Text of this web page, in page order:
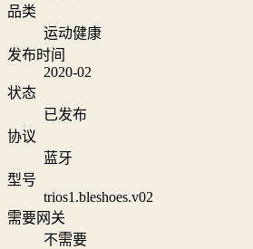
品类
运动健康
发布时间
2020-02
状态
已发布
协议
蓝牙
型号
trios1.bleshoes.v02
需要网关
不需要